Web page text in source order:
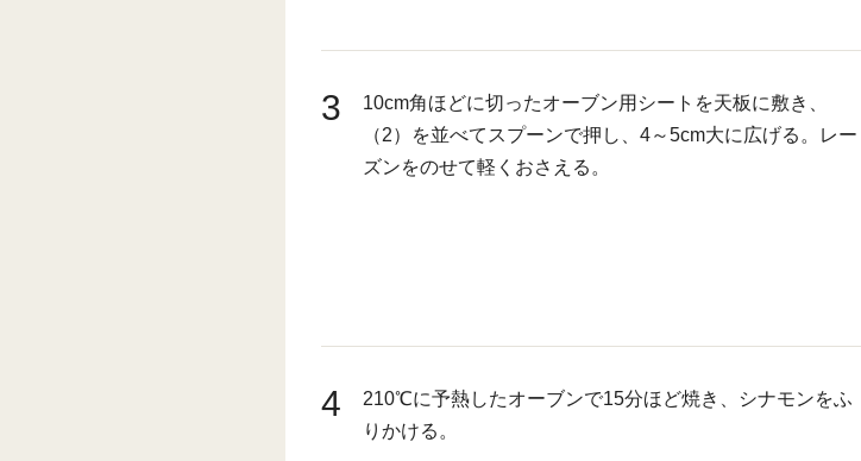
3
10cm角ほどに切ったオーブン用シートを天板に敷き、
（2）を並べてスプーンで押し、4～5cm大に広げる。レー
ズンをのせて軽くおさえる。
4
210℃に予熱したオーブンで15分ほど焼き、シナモンをふ
りかける。